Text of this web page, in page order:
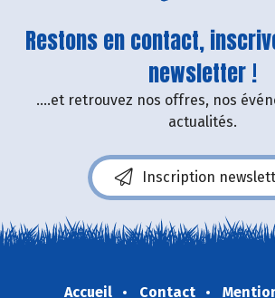
Restons en contact,
newsletter !
....et retrouvez nos offres, nos
actualités.
Inscription
Accueil Contact